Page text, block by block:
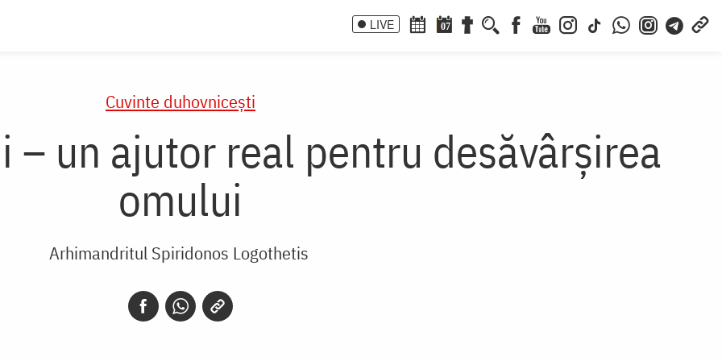
LIVE 07
Cuvinte duhovnicești
– un ajutor real pentru desăvârșirea
omului
Arhimandritul Spiridonos Logothetis